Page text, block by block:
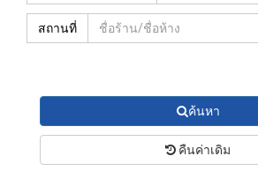
สถานที่
ค้นหา
คืนค่าเดิม